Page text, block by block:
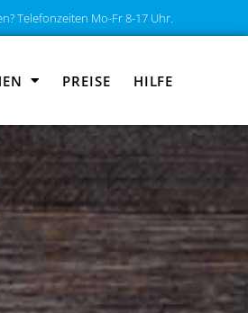
Telefonzeiten Mo-Fr 8-17 Uhr.
PREISE HILFE